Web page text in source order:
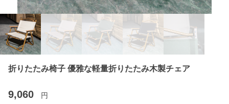
折りたたみ椅子 優雅な軽量折りたたみ木製チェア
9,060 円